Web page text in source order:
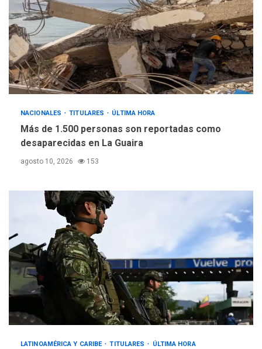
NACIONALES TITULARES ÚLTIMA HORA
Más de 1.500 personas son reportadas como
desaparecidas en La Guaira
agosto 10, 2026 153
LATINOAMÉRICA Y CARIBE TITULARES ÚLTIMA HORA